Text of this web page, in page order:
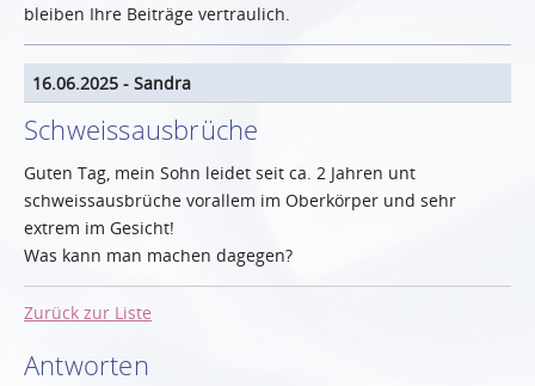
bleiben Ihre Beiträge vertraulich.
16.06.2025 - Sandra
Schweissausbrüche
Guten Tag, mein Sohn leidet seit ca. 2 Jahren unt
schweissausbrüche vorallem im Oberkörper und sehr
extrem im Gesicht!
Was kann man machen dagegen?
Zurück zur Liste
Antworten